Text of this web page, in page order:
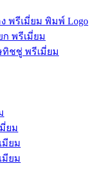
พรีเมี่ยม พิมพ์ Logo
พรีเมี่ยม
ทิชชู่ พรีเมี่ยม
ยม
มียม
มียม